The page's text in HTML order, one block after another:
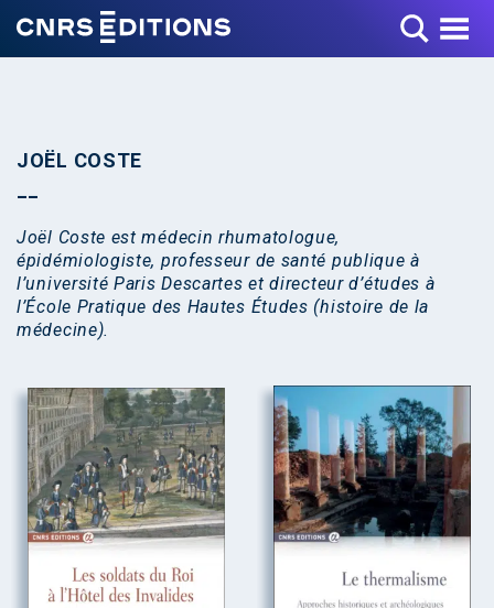
Toggle Menu
JOËL COSTE
Joël Coste est médecin rhumatologue,
épidémiologiste, professeur de santé publique à
l’université Paris Descartes et directeur d’études à
l’École Pratique des Hautes Études (histoire de la
médecine).